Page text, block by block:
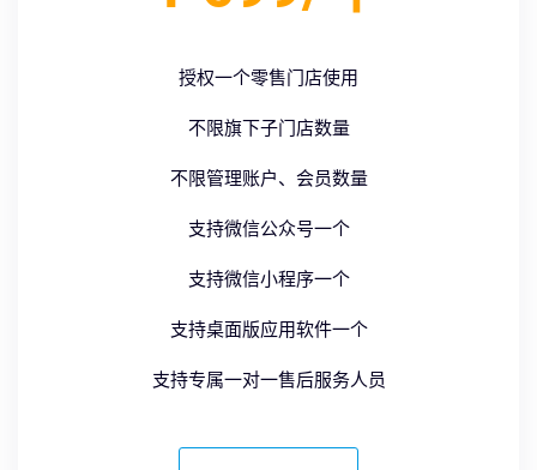
授权一个零售门店使用
不限旗下子门店数量
不限管理账户、会员数量
支持微信公众号一个
支持微信小程序一个
支持桌面版应用软件一个
支持专属一对一售后服务人员